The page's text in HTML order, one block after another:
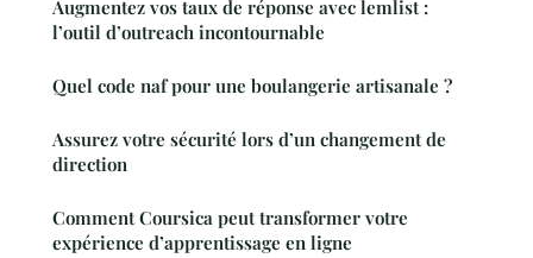
Augmentez vos taux de réponse avec lemlist :
l’outil d’outreach incontournable
Quel code naf pour une boulangerie artisanale ?
Assurez votre sécurité lors d’un changement de
direction
Comment Coursica peut transformer votre
expérience d’apprentissage en ligne